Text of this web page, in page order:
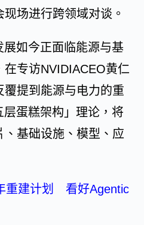
场进行跨领域对谈。
如今正面临能源与基
专访NVIDIACEO黄仁
提到能源与电力的重
蛋糕架构」理论，将
基础设施、模型、应
重建计划 看好Agentic